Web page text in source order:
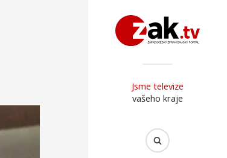
Jsme televize
vašeho kraje